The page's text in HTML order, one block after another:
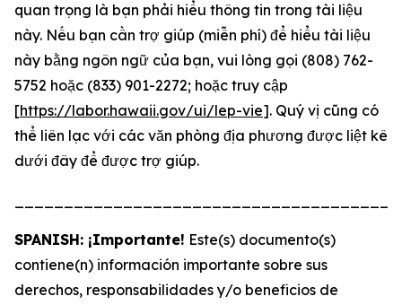
quan trọng là bạn phải hiểu thông tin trong tài liệu
này. Nếu bạn cần trợ giúp (miễn phí) để hiểu tài liệu
này bằng ngôn ngữ của bạn, vui lòng gọi (808) 762-
5752 hoặc (833) 901-2272; hoặc truy cập
[https://labor.hawaii.gov/ui/lep-vie]. Quý vị cũng có
thể liên lạc với các văn phòng địa phương được liệt kê
dưới đây để được trợ giúp.
SPANISH: ¡Importante! Este(s) documento(s)
contiene(n) información importante sobre sus
derechos, responsabilidades y/o beneficios de